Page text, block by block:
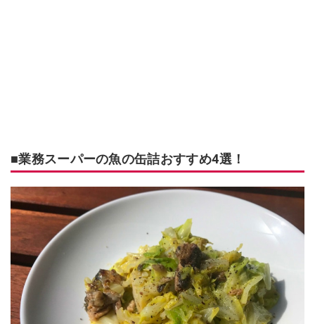
■業務スーパーの魚の缶詰おすすめ4選！